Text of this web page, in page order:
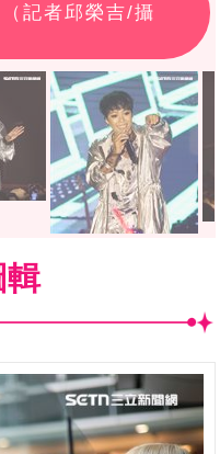
記者邱榮吉/攝
輯